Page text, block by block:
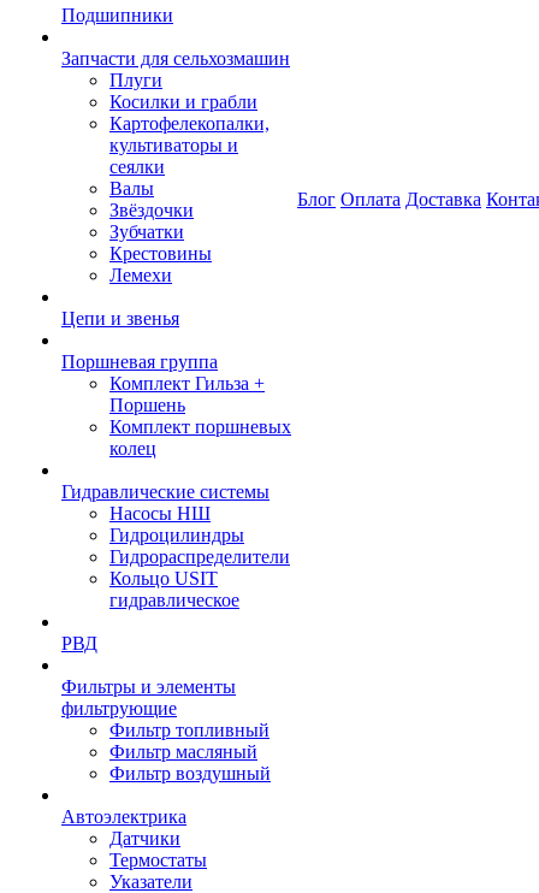
Подшипники
Запчасти для сельхозмашин
Плуги
Косилки и грабли
Картофелекопалки,
культиваторы и
сеялки
Валы
Звёздочки
Зубчатки
Крестовины
Лемехи
Цепи и звенья
Поршневая группа
Комплект Гильза +
Поршень
Комплект поршневых
колец
Гидравлические системы
Насосы НШ
Гидроцилиндры
Гидрораспределители
Кольцо USIT
гидравлическое
РВД
Фильтры и элементы
фильтрующие
Фильтр топливный
Фильтр масляный
Фильтр воздушный
Автоэлектрика
Датчики
Термостаты
Указатели
Блог Оплата Доставка